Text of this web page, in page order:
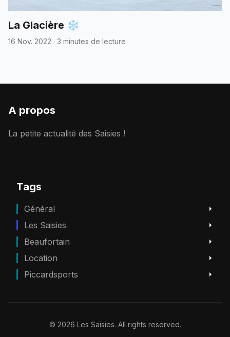
La Glacière ❄️
16 Nov. 2022 · 3 minutes de lecture
A propos
La petite actualité des Saisies !
Tags
Général
Les Saisies
Beaufortain
Location
Piccardsports
© 2026 Les Saisies. All rights reserved.